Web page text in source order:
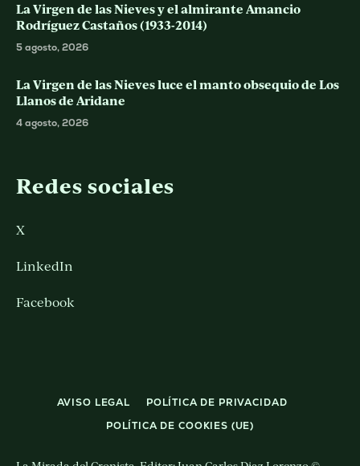
La Virgen de las Nieves y el almirante Amancio
Rodríguez Castaños (1933-2014)
5 agosto, 2026
La Virgen de las Nieves luce el manto obsequio de Los
Llanos de Aridane
4 agosto, 2026
Redes sociales
X
LinkedIn
Facebook
AVISO LEGAL
POLÍTICA DE PRIVACIDAD
POLÍTICA DE COOKIES (UE)